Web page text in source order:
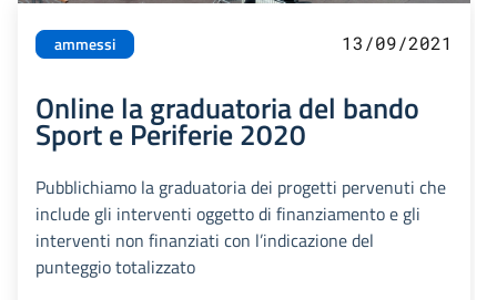
ammessi 13/09/2021
Online la graduatoria del bando
Sport e Periferie 2020
Pubblichiamo la graduatoria dei progetti pervenuti che
include gli interventi oggetto di finanziamento e gli
interventi non finanziati con l’indicazione del
punteggio totalizzato